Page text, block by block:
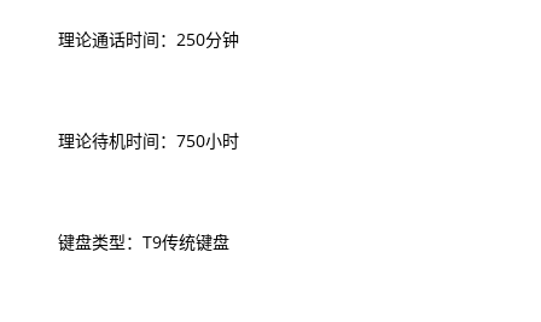
理论通话时间：250分钟
理论待机时间：750小时
键盘类型：T9传统键盘